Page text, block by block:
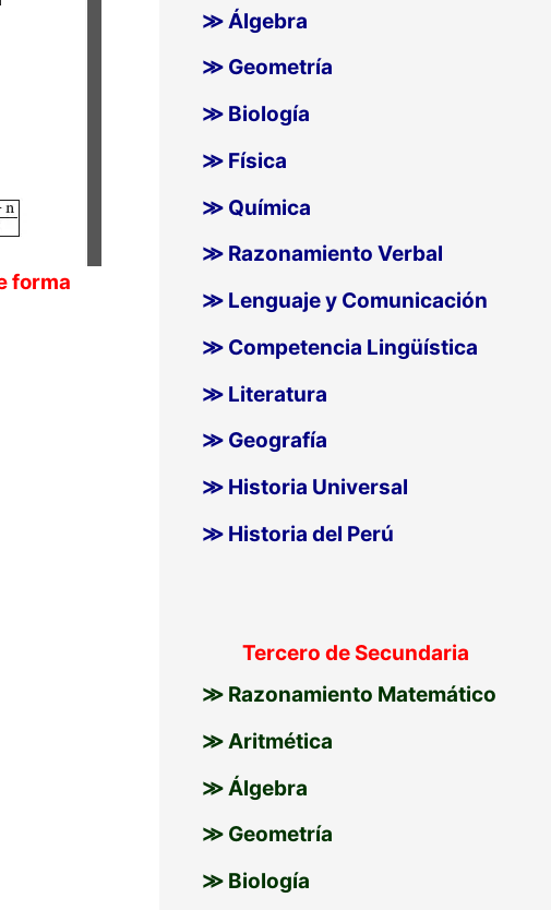
forma
≫ Álgebra
≫ Geometría
≫ Biología
≫ Física
≫ Química
≫ Razonamiento Verbal
≫ Lenguaje y Comunicación
≫ Competencia Lingüística
≫ Literatura
≫ Geografía
≫ Historia Universal
≫ Historia del Perú
Tercero de Secundaria
≫ Razonamiento Matemático
≫ Aritmética
≫ Álgebra
≫ Geometría
≫ Biología